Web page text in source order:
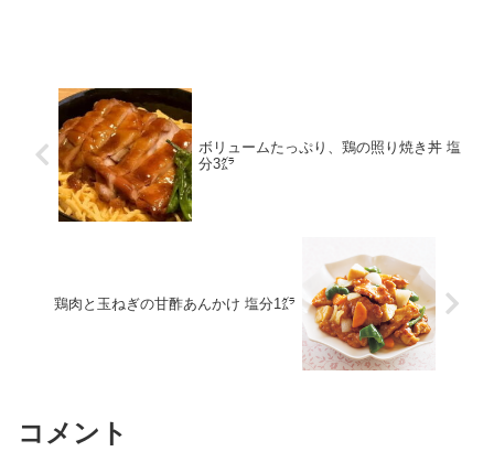
ボリュームたっぷり、鶏の照り焼き丼 塩
分3㌘
鶏肉と玉ねぎの甘酢あんかけ 塩分1㌘
コメント